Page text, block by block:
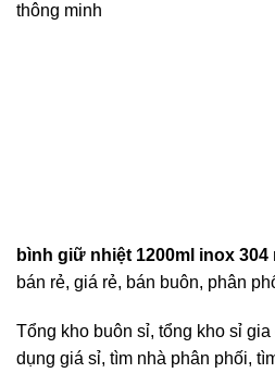
thông minh
bình giữ nhiệt 1200ml inox 304
bán rẻ, giá rẻ, bán buôn, phân
Tổng kho buôn sỉ, tổng kho sỉ
dụng giá sỉ, tìm nhà phân phối,